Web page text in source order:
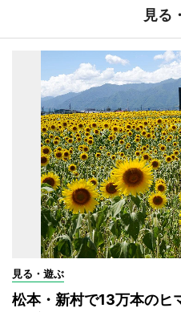
見る
見る・遊ぶ
松本・新村で13万本の